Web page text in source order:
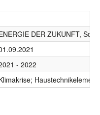
DER ZUKUNFT,
- 2022